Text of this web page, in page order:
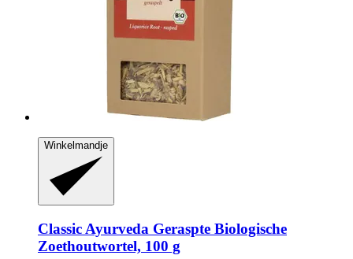
Winkelmandje
Classic Ayurveda Geraspte Biologische
Zoethoutwortel, 100 g